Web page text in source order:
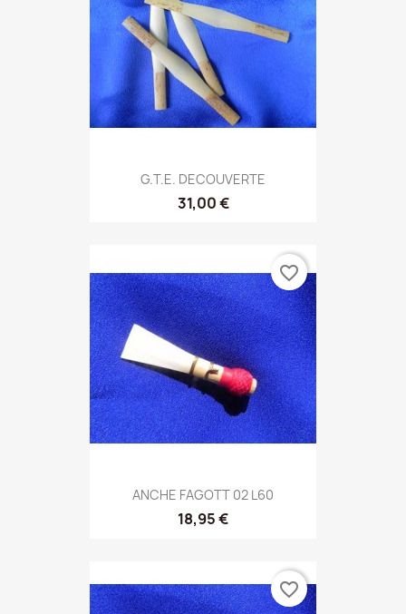
G.T.E. DECOUVERTE
31,00 €
ANCHE FAGOTT 02 L60
18,95 €
favorite_border
favorite_border